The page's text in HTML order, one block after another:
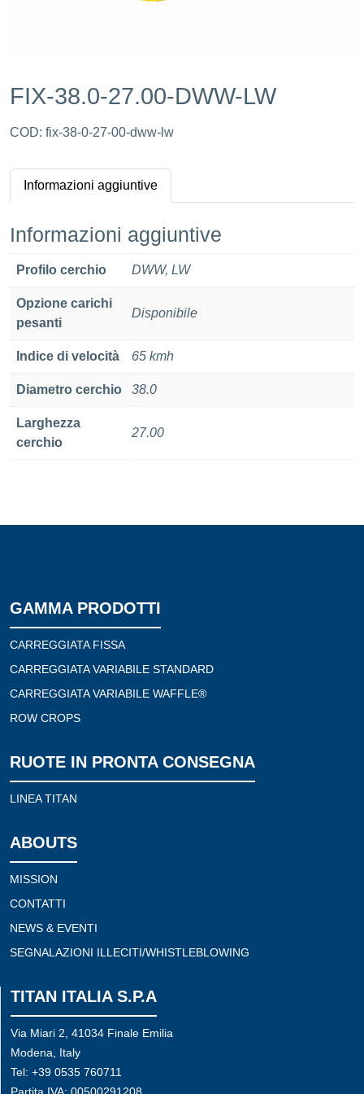
FIX-38.0-27.00-DWW-LW
COD: fix-38-0-27-00-dww-lw
Informazioni aggiuntive
Informazioni aggiuntive
Profilo cerchio DWW, LW
Opzione carichi
pesanti
Disponibile
Indice di velocità 65 kmh
Diametro cerchio 38.0
Larghezza
cerchio
27.00
GAMMA PRODOTTI
CARREGGIATA FISSA
CARREGGIATA VARIABILE STANDARD
CARREGGIATA VARIABILE WAFFLE®
ROW CROPS
RUOTE IN PRONTA CONSEGNA
LINEA TITAN
ABOUTS
MISSION
CONTATTI
NEWS & EVENTI
SEGNALAZIONI ILLECITI/WHISTLEBLOWING
TITAN ITALIA S.P.A
Via Miari 2, 41034 Finale Emilia
Modena, Italy
Tel: +39 0535 760711